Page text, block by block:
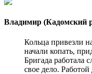
Владимир (Кадомский
Кольца привезли
начали копать,
Бригада работала
свое дело. Работой